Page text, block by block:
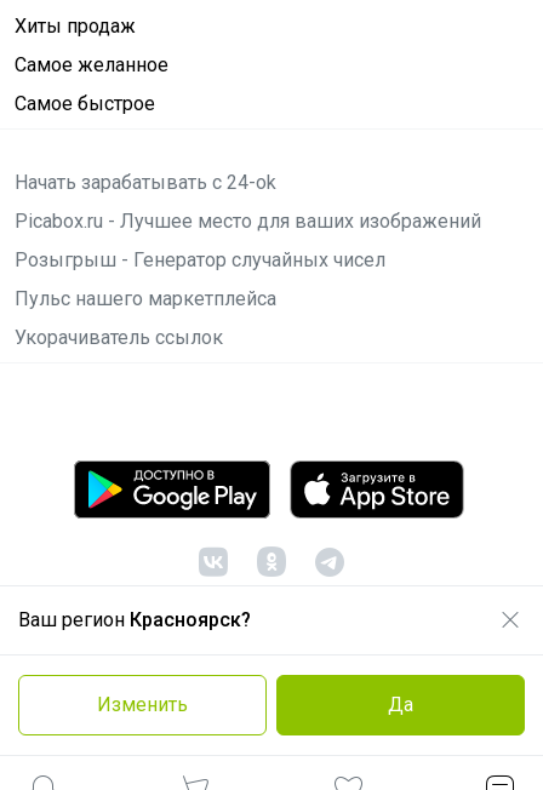
Ваш регион Красноярск?
Изменить Да
Хиты продаж
Самое желанное
Самое быстрое
Начать зарабатывать с 24-ok
Picabox.ru - Лучшее место для ваших изображений
Розыгрыш - Генератор случайных чисел
Пульс нашего маркетплейса
Укорачиватель ссылок
© ООО "Лявита", ОГРН 1122468054070, 2012 -2026
Политика конфиденциальности
Cоглашение пользователя